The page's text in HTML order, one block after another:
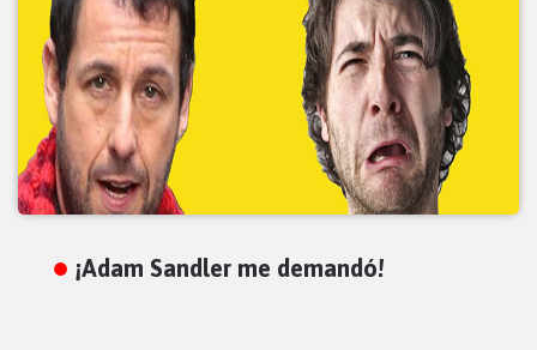
¡Adam Sandler me demandó!